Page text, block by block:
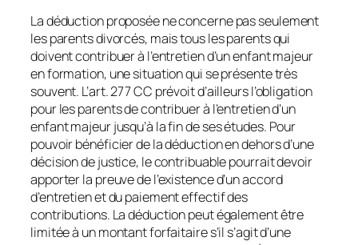
La déduction proposée ne concerne pas seulement
les parents divorcés, mais tous les parents qui
doivent contribuer à l’entretien d’un enfant majeur
en formation, une situation qui se présente très
souvent. L’art. 277 CC prévoit d’ailleurs l’obligation
pour les parents de contribuer à l’entretien d’un
enfant majeur jusqu’à la fin de ses études. Pour
pouvoir bénéficier de la déduction en dehors d’une
décision de justice, le contribuable pourrait devoir
apporter la preuve de l’existence d’un accord
d’entretien et du paiement effectif des
contributions. La déduction peut également être
limitée à un montant forfaitaire s’il s’agit d’une